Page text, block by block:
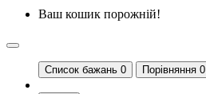
Ваш кошик порожній!
Список бажань 0 Порівняння 0